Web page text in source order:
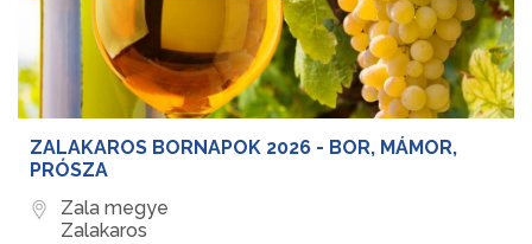
ZALAKAROS BORNAPOK 2026 - BOR, MÁMOR,
PRÓSZA
Zala megye
Zalakaros